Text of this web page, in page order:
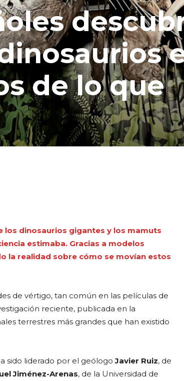
de lo que
los dinosaurios gigantes y los mamuts
estimaba. Gracias a modelos
la realidad sobre cómo se movían estos
de vértigo, tan común en las películas de
reciente, publicada en la
terrestres más grandes que han existido
sido liderado por el geólogoJavier Ruiz, de
Jiménez-Arenas, de la Universidad de